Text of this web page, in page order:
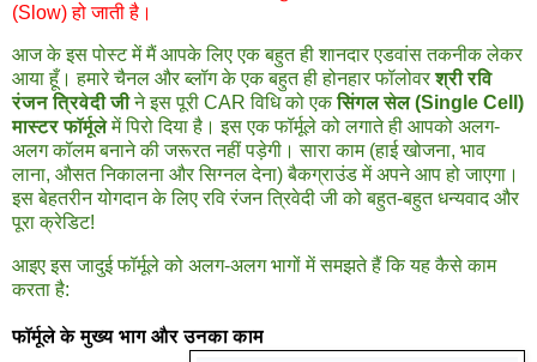
(Slow) हो जाती है।
आज के इस पोस्ट में मैं आपके लिए एक बहुत ही शानदार एडवांस तकनीक लेकर
आया हूँ। हमारे चैनल और ब्लॉग के एक बहुत ही होनहार फॉलोवरश्री रवि
रंजन त्रिवेदी जीने इस पूरी CAR विधि को एकसिंगल सेल (Single Cell)
मास्टर फॉर्मूलेमें पिरो दिया है। इस एक फॉर्मूले को लगाते ही आपको अलग-
अलग कॉलम बनाने की जरूरत नहीं पड़ेगी। सारा काम (हाई खोजना, भाव
लाना, औसत निकालना और सिग्नल देना) बैकग्राउंड में अपने आप हो जाएगा।
इस बेहतरीन योगदान के लिए रवि रंजन त्रिवेदी जी को बहुत-बहुत धन्यवाद और
पूरा क्रेडिट!
आइए इस जादुई फॉर्मूले को अलग-अलग भागों में समझते हैं कि यह कैसे काम
करता है:
फॉर्मूले के मुख्य भाग और उनका काम